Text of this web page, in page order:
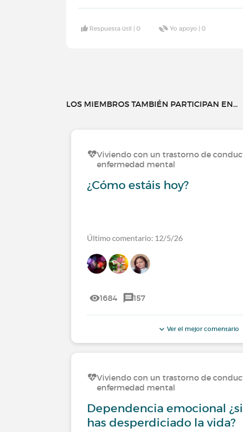
Respuesta útil |0 Yo apoyo |0
LOS MIEMBROS TAMBIÉN PARTICIPAN EN...
Viviendo con un trastorno de
enfermedad mental
¿Cómo estáis hoy?
Último comentario: 12/5/26
1684 157
Ver el mejor comentario
Viviendo con un trastorno de
enfermedad mental
Dependencia emocional
has desperdiciado la vida?